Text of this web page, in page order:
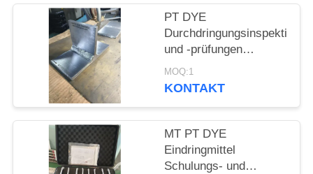
POLICY
PT DYE
und -prüfungen
Standardprüfproben-
Block-Kit
MOQ:1
KONTAKT
MT PT DYE
Eindringmittel
Schulungs- und